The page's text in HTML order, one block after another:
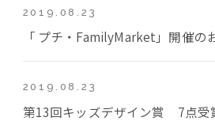
2019.08.23
「 プチ・FamilyMarket」開催の
2019.08.23
第13回キッズデザイン賞 7点受